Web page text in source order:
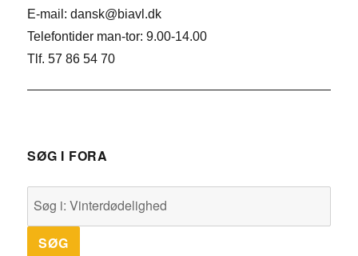
E-mail: dansk@biavl.dk
Telefontider man-tor: 9.00-14.00
Tlf. 57 86 54 70
SØG I FORA